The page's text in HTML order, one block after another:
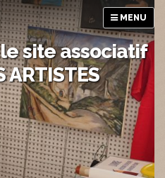
MENU
site associatif
ARTISTES